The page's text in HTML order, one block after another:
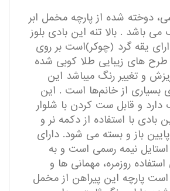
دوخته شده از پارچه مخمل ابر
باشد . بالا تنه این بادی بلوز
یقه گرد (چوکر)است بر روی
طرح های زیبایی طلا کوبی شده
و تغییر رنگ میباشد این
بسیاری از خانم‌ها است . این
و قابل ست کردن با شلوار
بادی با استفاده از دکمه نر و
باز و بسته می شود. دارای
نیمه رسمی است و به
روزمره، مهمانی ها و
پارچه این پیراهن از مخمل